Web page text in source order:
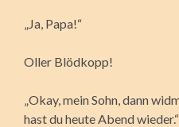
„Ja, Papa!“
Oller Blödkopp!
„Okay, mein Sohn, dann
hast du heute Abend wieder.“